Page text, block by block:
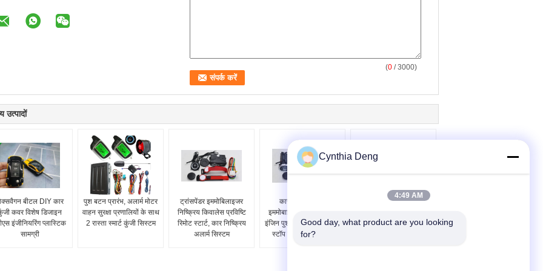
(0 / 3000)
उत्पादों
बीटल DIY कार
कवर विशेष डिजाइन
इंजीनियरिंग प्लास्टिक
सामग्री
पुश बटन प्रारंभ, अलार्म मोटर
वाहन सुरक्षा प्रणालियों के साथ
2 रास्ता स्मार्ट कुंजी सिस्टम
ट्रांसपेंडर इममोबिलाइजर
निष्क्रिय किवालेस प्रविष्टि
रिमोट स्टार्ट, कार निष्क्रिय
अलार्म सिस्टम
कार आरएफआईडी
इममोबाइलाइजर कुंजी इंजन
इंजिन पुश बटन स्टार्ट के साथ
स्टॉप सिस्टम प्रारंभ करें
आरएफआईडी इंजन स्मार्ट की
सिस्टम 3 ~ 5 एम नियंत्रण दूरी
Cynthia Deng
4:49 AM
Good day, what product are you looking
for?